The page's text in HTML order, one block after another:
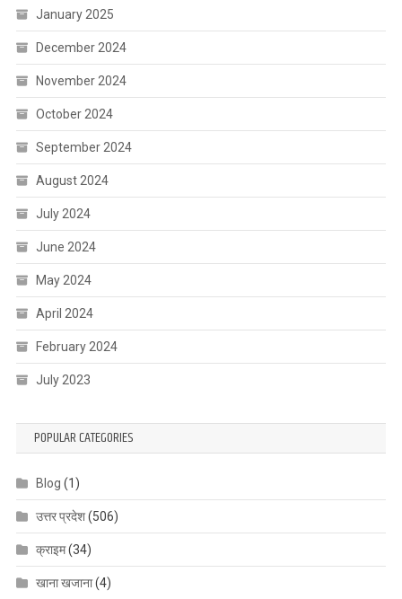
January 2025
December 2024
November 2024
October 2024
September 2024
August 2024
July 2024
June 2024
May 2024
April 2024
February 2024
July 2023
POPULAR CATEGORIES
Blog (1)
उत्तर प्रदेश(506)
क्राइम(34)
खाना खजाना(4)